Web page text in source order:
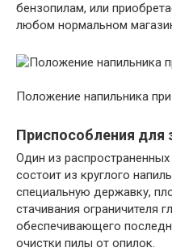
бензопилам, или
любом нормальном
Положение напильника
Приспособления для
Один из
состоит из круглого
специальную державку,
стачивания ограничителя
обеспечивающего
очистки пилы от опилок.